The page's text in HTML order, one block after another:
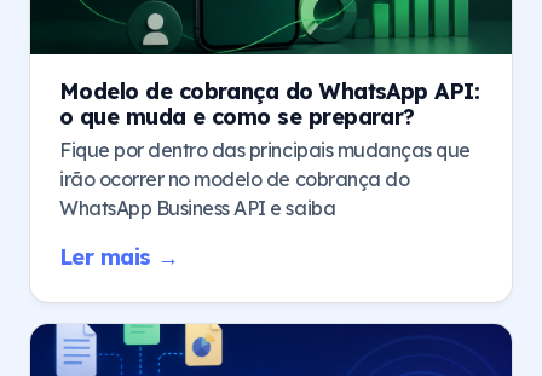
Modelo de cobrança do WhatsApp API:
o que muda e como se preparar?
Fique por dentro das principais mudanças que
irão ocorrer no modelo de cobrança do
WhatsApp Business API e saiba
Ler mais →